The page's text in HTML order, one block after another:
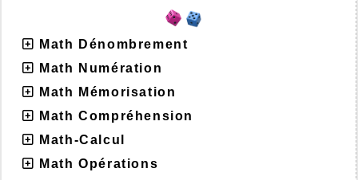
Math Dénombrement
Math Numération
Math Mémorisation
Math Compréhension
Math-Calcul
Math Opérations